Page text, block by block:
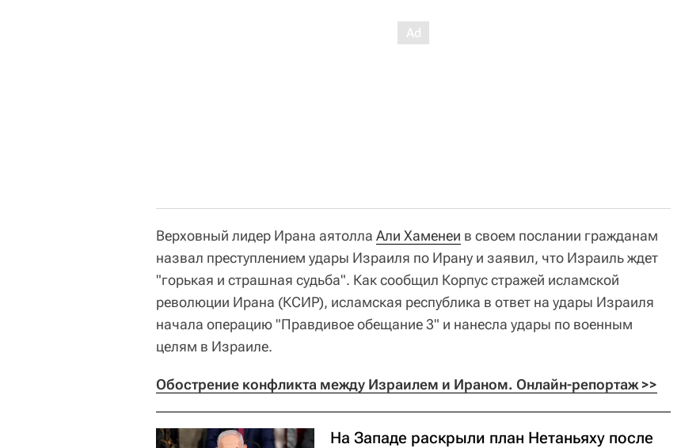
Верховный лидер Ирана аятолла Али Хаменеи в своем послании гражданам
назвал преступлением удары Израиля по Ирану и заявил, что Израиль ждет
"горькая и страшная судьба". Как сообщил Корпус стражей исламской
революции Ирана (КСИР), исламская республика в ответ на удары Израиля
начала операцию "Правдивое обещание 3" и нанесла удары по военным
целям в Израиле.
Обострение конфликта между Израилем и Ираном. Онлайн-репортаж >>
На Западе раскрыли план Нетаньяху после